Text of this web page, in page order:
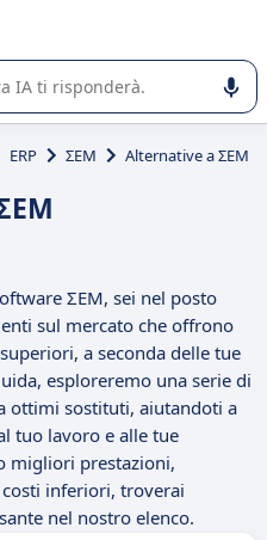
o nella scelta di un
ERP ΣEM Alternative a ΣEM
ΣEM, sei nel posto
sul mercato che offrono
a seconda delle tue
esploreremo una serie di
ottimi sostituti, aiutandoti a
tuo lavoro e alle tue
migliori prestazioni,
inferiori, troverai
nel nostro elenco.